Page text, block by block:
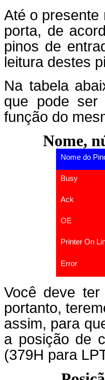
Até o presente
porta, de
pinos de
leitura destes
Na tabela
que pode ser
função do
Nome,
Nome do
Busy
Ack
OE
Printer On
Error
Você deve
portanto,
assim, para
a posição de
(379H para